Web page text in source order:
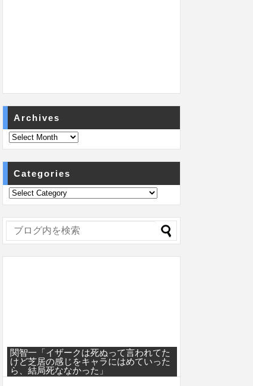
Archives
Categories
関智一「イザークは死ぬって言われてた
けど芝居の感じをキャラにはめていった
ら、結局死ななかった」